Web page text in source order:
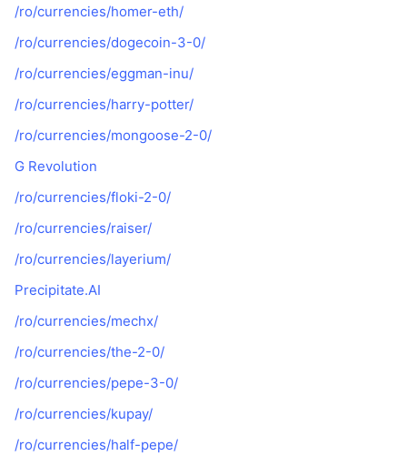
/ro/currencies/homer-eth/
/ro/currencies/dogecoin-3-0/
/ro/currencies/eggman-inu/
/ro/currencies/harry-potter/
/ro/currencies/mongoose-2-0/
G Revolution
/ro/currencies/floki-2-0/
/ro/currencies/raiser/
/ro/currencies/layerium/
Precipitate.AI
/ro/currencies/mechx/
/ro/currencies/the-2-0/
/ro/currencies/pepe-3-0/
/ro/currencies/kupay/
/ro/currencies/half-pepe/